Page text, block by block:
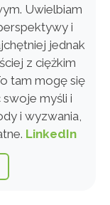
Uwielbiam
i
jednak
z ciężkim
tam mogę się
myśli i
i wyzwania,
LinkedIn